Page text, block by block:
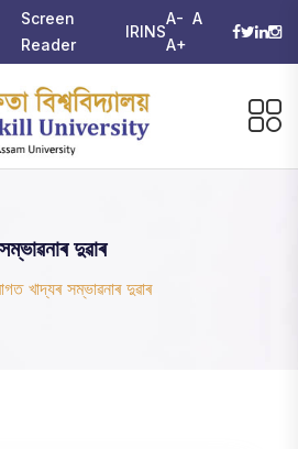
Screen
Reader
IRINS
A- A
A+
দুৱাৰ
খাদ্যৰ সম্ভাৱনাৰ দুৱাৰ